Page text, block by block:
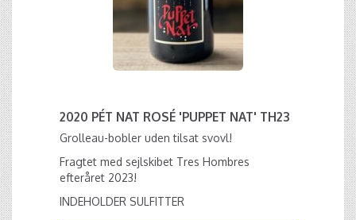
2020 PÉT NAT ROSÉ 'PUPPET NAT' TH23
Grolleau-bobler uden tilsat svovl!
Fragtet med sejlskibet Tres Hombres
efteråret 2023!
INDEHOLDER SULFITTER